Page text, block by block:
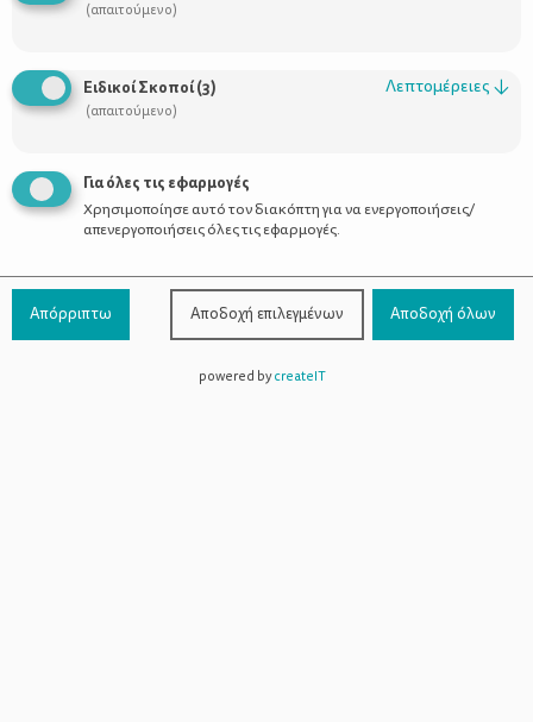
Συχνά προβλήματα (φυσιολογικές
(απαιτούμενο)
Ειδικοί Σκοποί(3)
(απαιτούμενο)
Λεπτομέρειες ↓
Για όλες τις εφαρμογές
Χρησιμοποίησε αυτό τον διακόπτη για να ενεργοποιήσεις/
απενεργοποιήσεις όλες τις εφαρμογές.
Απόρριπτω Αποδοχή επιλεγμένων Αποδοχή όλων
powered bycreateIT